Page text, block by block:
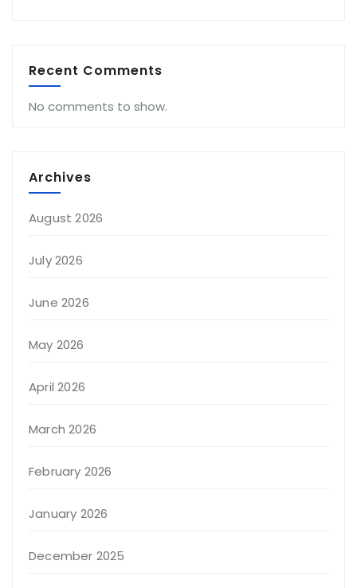
Recent Comments
No comments to show.
Archives
August 2026
July 2026
June 2026
May 2026
April 2026
March 2026
February 2026
January 2026
December 2025